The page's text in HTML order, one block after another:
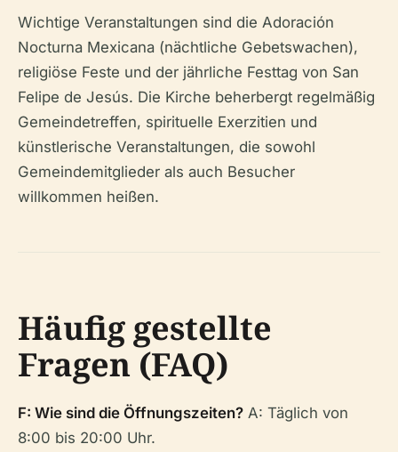
Wichtige Veranstaltungen sind die Adoración
Nocturna Mexicana (nächtliche Gebetswachen),
religiöse Feste und der jährliche Festtag von San
Felipe de Jesús. Die Kirche beherbergt regelmäßig
Gemeindetreffen, spirituelle Exerzitien und
künstlerische Veranstaltungen, die sowohl
Gemeindemitglieder als auch Besucher
willkommen heißen.
Häufig gestellte
Fragen (FAQ)
F: Wie sind die Öffnungszeiten? A: Täglich von
8:00 bis 20:00 Uhr.